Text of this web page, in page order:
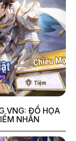
VNG: ĐỒ HỌA
NHẤN